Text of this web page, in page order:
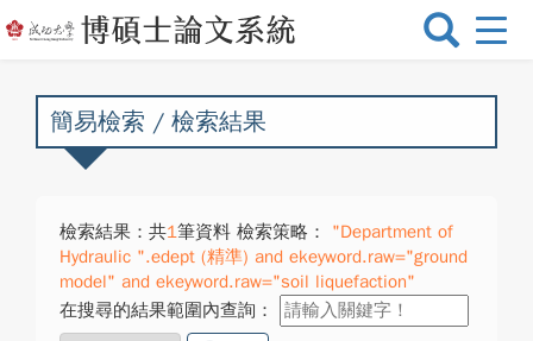
選
換
簡易檢索 / 檢索結果
檢索結果：共1筆資料 檢索策略：
"Department of
Hydraulic ".edept (精準) and ekeyword.raw="ground
model" and ekeyword.raw="soil liquefaction"
在搜尋的結果範圍內查詢：